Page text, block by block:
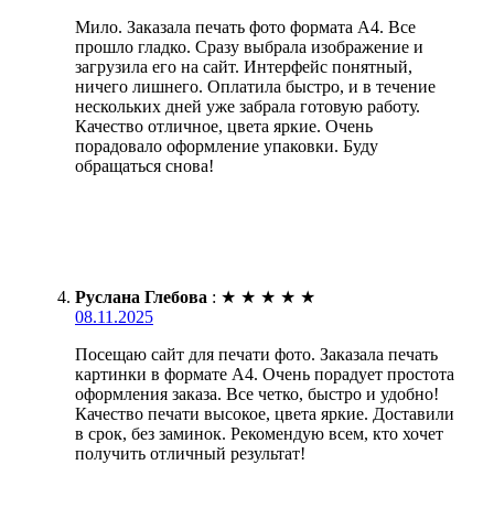
Мило. Заказала печать фото формата А4. Все
прошло гладко. Сразу выбрала изображение и
загрузила его на сайт. Интерфейс понятный,
ничего лишнего. Оплатила быстро, и в течение
нескольких дней уже забрала готовую работу.
Качество отличное, цвета яркие. Очень
порадовало оформление упаковки. Буду
обращаться снова!
Руслана Глебова : ★ ★ ★ ★ ★
08.11.2025
Посещаю сайт для печати фото. Заказала печать
картинки в формате А4. Очень порадует простота
оформления заказа. Все четко, быстро и удобно!
Качество печати высокое, цвета яркие. Доставили
в срок, без заминок. Рекомендую всем, кто хочет
получить отличный результат!